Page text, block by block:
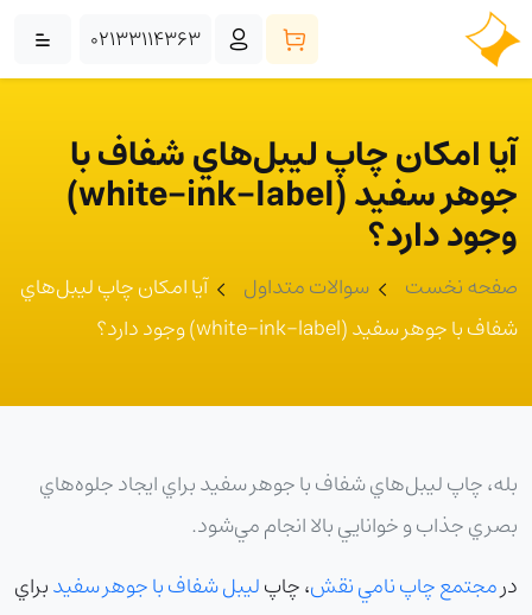
02133114363
آيا امکان چاپ ليبل‌هاي شفاف با
جوهر سفيد (white-ink-label)
وجود دارد؟
صفحه نخست سوالات متداول
آيا امکان چاپ ليبل‌هاي
شفاف با جوهر سفيد (white-ink-label) وجود دارد؟
بله، چاپ ليبل‌هاي شفاف با جوهر سفيد براي ايجاد جلوه‌هاي
بصري جذاب و خوانايي بالا انجام مي‌شود.
درمجتمع چاپ نامي نقش، چاپليبل شفاف با جوهر سفيدبراي